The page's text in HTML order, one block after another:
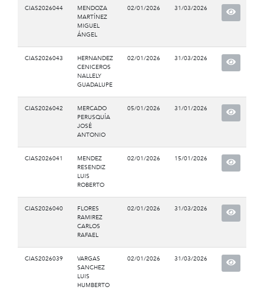
CIAS2026044
MENDOZA
MARTÍNEZ
MIGUEL
ÁNGEL
02/01/2026 31/03/2026
CIAS2026043
HERNANDEZ
CENICEROS
NALLELY
GUADALUPE
02/01/2026 31/03/2026
CIAS2026042
MERCADO
PERUSQUÍA
JOSÉ
ANTONIO
05/01/2026 31/01/2026
CIAS2026041
MENDEZ
RESENDIZ
LUIS
ROBERTO
02/01/2026 15/01/2026
CIAS2026040
FLORES
RAMIREZ
CARLOS
RAFAEL
02/01/2026 31/03/2026
CIAS2026039
VARGAS
SANCHEZ
LUIS
HUMBERTO
02/01/2026 31/03/2026